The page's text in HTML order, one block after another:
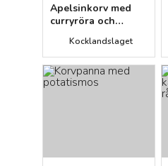
Apelsinkorv med
curryröra och
oregano
Kocklandslaget